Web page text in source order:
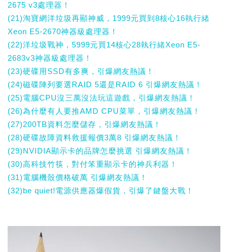
2675 v3處理器！
(21)淘寶網洋垃圾再顯神威，1999元買到8核心16執行緒
Xeon E5-2670神器級處理器！
(22)洋垃圾戰神，5999元買14核心28執行緒Xeon E5-
2683v3神器級處理器！
(23)硬碟用SSD有多爽，引爆網友熱議！
(24)磁碟陣列要選RAID 5還是RAID 6 引爆網友熱議！
(25)電腦CPU沒三萬沒法玩這遊戲，引爆網友熱議！
(26)為什麼有人要推AMD CPU菜單，引爆網友熱議！
(27)200TB資料怎麼儲存，引爆網友熱議！
(28)硬碟故障資料救援報價3萬8 引爆網友熱議！
(29)NVIDIA顯示卡的品牌怎麼挑選 引爆網友熱議！
(30)高科技竹筷，對付笨重顯示卡的神兵利器！
(31)電腦機殼價格破萬 引爆網友熱議！
(32)be quiet!電源供應器爆假貨，引爆了鍵盤大戰！